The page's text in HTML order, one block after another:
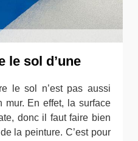
le sol d’une
le sol n’est pas aussi
mur. En effet, la surface
donc il faut faire bien
la peinture. C’est pour